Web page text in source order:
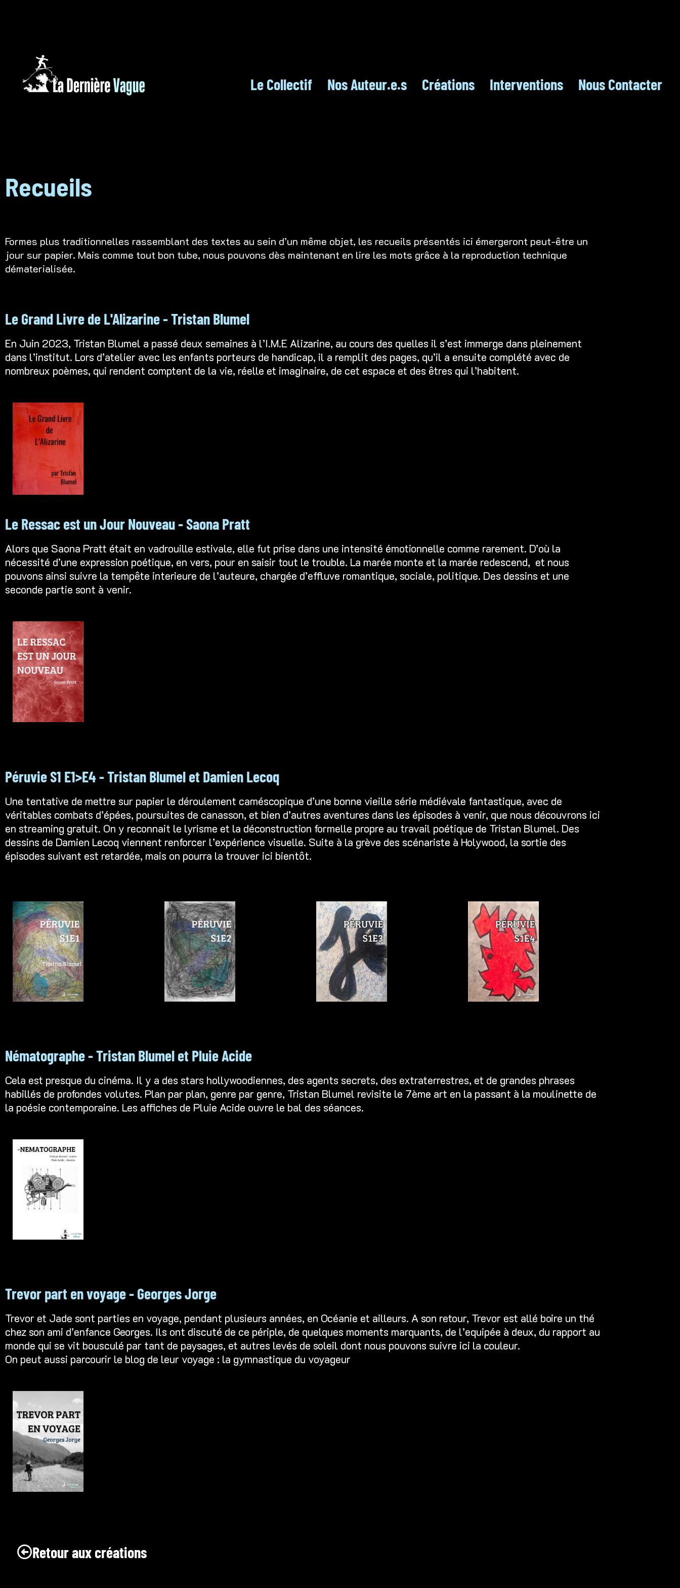
Le Collectif Nos Auteur.e.s Créations Interventions Nous Contacter
Recueils
Formes plus traditionnelles rassemblant des textes au sein d’un même objet, les recueils présentés ici émergeront peut-être un
jour sur papier. Mais comme tout bon tube, nous pouvons dès maintenant en lire les mots grâce à la reproduction technique
dématerialisée.
Le Grand Livre de L'Alizarine - Tristan Blumel
En Juin 2023, Tristan Blumel a passé deux semaines à l’I.M.E Alizarine, au cours des quelles il s’est immerge dans pleinement
dans l’institut. Lors d’atelier avec les enfants porteurs de handicap, il a remplit des pages, qu’il a ensuite complété avec de
nombreux poèmes, qui rendent comptent de la vie, réelle et imaginaire, de cet espace et des êtres qui l’habitent.
Le Ressac est un Jour Nouveau - Saona Pratt
Alors que Saona Pratt était en vadrouille estivale, elle fut prise dans une intensité émotionnelle comme rarement. D’où la
nécessité d’une expression poétique, en vers, pour en saisir tout le trouble. La marée monte et la marée redescend, et nous
pouvons ainsi suivre la tempête interieure de l’auteure, chargée d’effluve romantique, sociale, politique. Des dessins et une
seconde partie sont à venir.
Péruvie S1 E1>E4 - Tristan Blumel et Damien Lecoq
Une tentative de mettre sur papier le déroulement caméscopique d’une bonne vieille série médiévale fantastique, avec de
véritables combats d’épées, poursuites de canasson, et bien d’autres aventures dans les épisodes à venir, que nous découvrons ici
en streaming gratuit. On y reconnait le lyrisme et la déconstruction formelle propre au travail poétique de Tristan Blumel. Des
dessins de Damien Lecoq viennent renforcer l’expérience visuelle. Suite à la grève des scénariste à Holywood, la sortie des
épisodes suivant est retardée, mais on pourra la trouver ici bientôt.
Nématographe - Tristan Blumel et Pluie Acide
Cela est presque du cinéma. Il y a des stars hollywoodiennes, des agents secrets, des extraterrestres, et de grandes phrases
habillés de profondes volutes. Plan par plan, genre par genre, Tristan Blumel revisite le 7ème art en la passant à la moulinette de
la poésie contemporaine. Les affiches de Pluie Acide ouvre le bal des séances.
Trevor part en voyage - Georges Jorge
Trevor et Jade sont parties en voyage, pendant plusieurs années, en Océanie et ailleurs. A son retour, Trevor est allé boire un thé
chez son ami d’enfance Georges. Ils ont discuté de ce périple, de quelques moments marquants, de l’equipée à deux, du rapport au
monde qui se vit bousculé par tant de paysages, et autres levés de soleil dont nous pouvons suivre ici la couleur.
On peut aussi parcourir le blog de leur voyage : la gymnastique du voyageur
Retour aux créations